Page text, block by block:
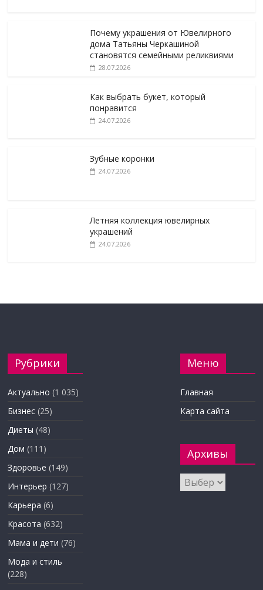
Почему украшения от Ювелирного
дома Татьяны Черкашиной
становятся семейными реликвиями
28.07.2026
Как выбрать букет, который
понравится
24.07.2026
Зубные коронки
24.07.2026
Летняя коллекция ювелирных
украшений
24.07.2026
Рубрики
Актуально (1 035)
Бизнес (25)
Диеты (48)
Дом (111)
Здоровье (149)
Интерьер (127)
Карьера (6)
Красота (632)
Мама и дети (76)
Мода и стиль
(228)
Меню
Главная
Карта сайта
Архивы
Архивы